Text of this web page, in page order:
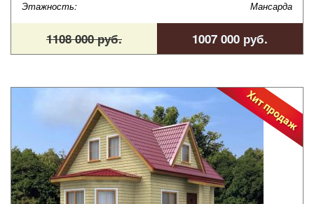
Этажность:
Мансарда
1108 000 руб. 1007 000 руб.